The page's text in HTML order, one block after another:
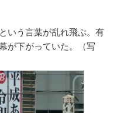
いう言葉が乱れ飛ぶ。有
が下がっていた。（写